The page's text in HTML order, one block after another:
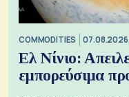
COMMODITIES
Ελ Νίνιο:
εμπορεύσιμα